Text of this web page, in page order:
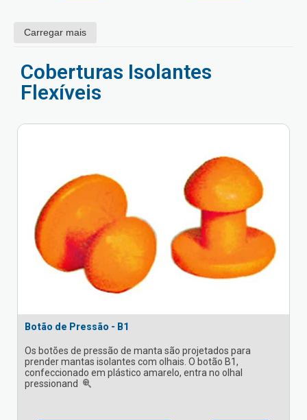
Carregar mais
Coberturas Isolantes
Flexíveis
Botão de Pressão - B1
Os botões de pressão de manta são projetados para
prender mantas isolantes com olhais. O botão B1,
confeccionado em plástico amarelo, entra no olhal
pressionand